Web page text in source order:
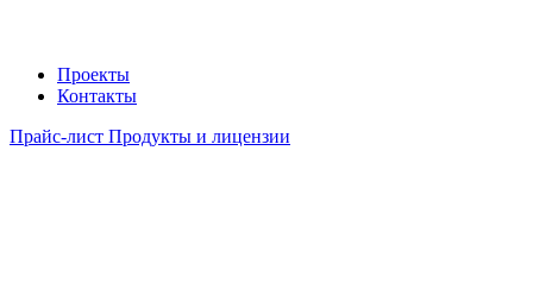
Проекты
Контакты
Прайс-лист Продукты и лицензии